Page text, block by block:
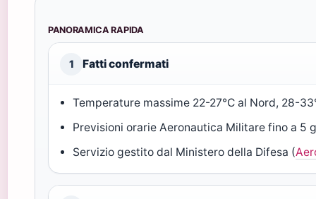
PANORAMICA RAPIDA
1 Fatti confermati
Temperature massime 22-27°C al Nord, 28-
Previsioni orarie Aeronautica Militare fino a 5
Servizio gestito dal Ministero della Difesa (